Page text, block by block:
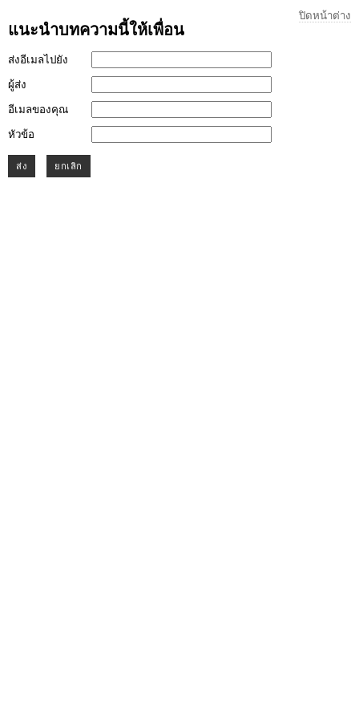
แนะนำบทความนี้ให้เพื่อน
ปิดหน้าต่าง
ส่งอีเมลไปยัง
ผู้ส่ง
อีเมลของคุณ
หัวข้อ
ส่ง ยกเลิก